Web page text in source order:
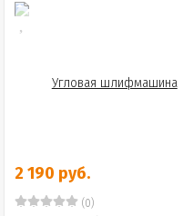
2 190 руб.
(0)